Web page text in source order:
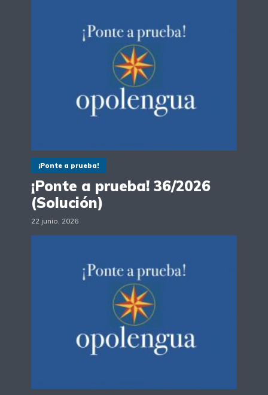
¡Ponte a prueba!
¡Ponte a prueba! 36/2026
(Solución)
22 junio, 2026